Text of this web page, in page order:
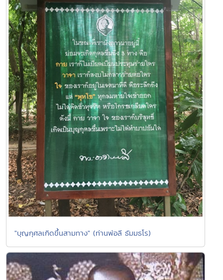
"บุญกุศลเกิดขึ้นสามทาง" (ท่านพ่อลี ธัมมธโร)